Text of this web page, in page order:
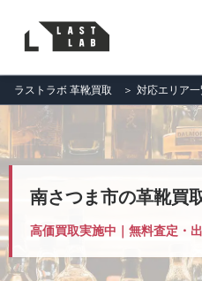
ラストラボ 革靴買取 ＞ 対応エリア
南さつま市の革靴買
高価買取実施中｜無料査定・